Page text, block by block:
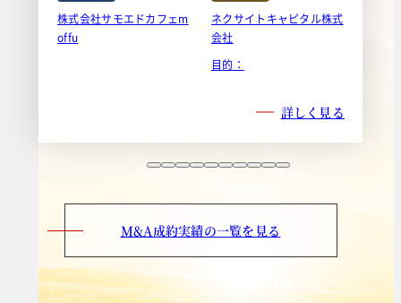
株式会社サモエドカフェm
offu
ネクサイトキャピタル株式
会社
目的：
詳しく見る
M&A成約実績の一覧を見る